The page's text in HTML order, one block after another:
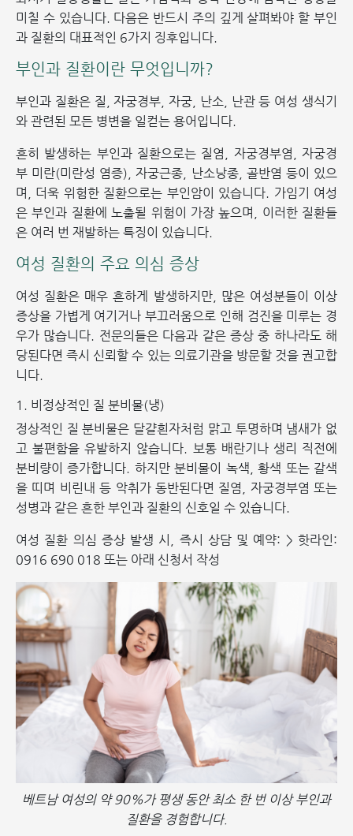
미칠 수 있습니다. 다음은 반드시 주의 깊게 살펴봐야 할 부인
과 질환의 대표적인 6가지 징후입니다.
부인과 질환이란 무엇입니까?
부인과 질환은 질, 자궁경부, 자궁, 난소, 난관 등 여성 생식기
와 관련된 모든 병변을 일컫는 용어입니다.
흔히 발생하는 부인과 질환으로는 질염, 자궁경부염, 자궁경
부 미란(미란성 염증), 자궁근종, 난소낭종, 골반염 등이 있으
며, 더욱 위험한 질환으로는 부인암이 있습니다. 가임기 여성
은 부인과 질환에 노출될 위험이 가장 높으며, 이러한 질환들
은 여러 번 재발하는 특징이 있습니다.
여성 질환의 주요 의심 증상
여성 질환은 매우 흔하게 발생하지만, 많은 여성분들이 이상
증상을 가볍게 여기거나 부끄러움으로 인해 검진을 미루는 경
우가 많습니다. 전문의들은 다음과 같은 증상 중 하나라도 해
당된다면 즉시 신뢰할 수 있는 의료기관을 방문할 것을 권고합
니다.
1. 비정상적인 질 분비물(냉)
정상적인 질 분비물은 달걀흰자처럼 맑고 투명하며 냄새가 없
고 불편함을 유발하지 않습니다. 보통 배란기나 생리 직전에
분비량이 증가합니다. 하지만 분비물이 녹색, 황색 또는 갈색
을 띠며 비린내 등 악취가 동반된다면 질염, 자궁경부염 또는
성병과 같은 흔한 부인과 질환의 신호일 수 있습니다.
여성 질환 의심 증상 발생 시, 즉시 상담 및 예약: > 핫라인:
0916 690 018 또는 아래 신청서 작성
베트남 여성의 약 90%가 평생 동안 최소 한 번 이상 부인과
질환을 경험합니다.